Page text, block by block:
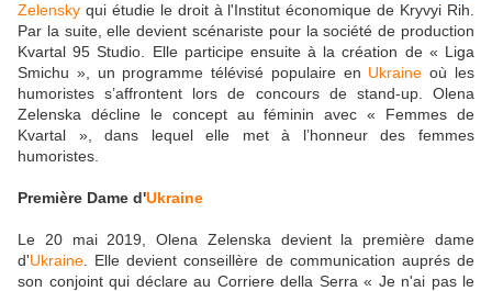
Zelensky qui étudie le droit à l'Institut économique de Kryvyi Rih.
Par la suite, elle devient scénariste pour la société de production
Kvartal 95 Studio. Elle participe ensuite à la création de « Liga
Smichu », un programme télévisé populaire en Ukraine où les
humoristes s’affrontent lors de concours de stand-up. Olena
Zelenska décline le concept au féminin avec « Femmes de
Kvartal », dans lequel elle met à l’honneur des femmes
humoristes.
Première Dame d'Ukraine
Le 20 mai 2019, Olena Zelenska devient la première dame
d'Ukraine . Elle devient conseillère de communication auprés de
son conjoint qui déclare au Corriere della Serra « Je n'ai pas le